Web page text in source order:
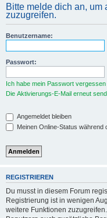
Bitte melde dich an,
zuzugreifen.
Benutzername:
Passwort:
Ich habe mein Passwort vergessen
Die Aktivierungs-E-Mail erneut
Angemeldet bleiben
Meinen Online-Status während
REGISTRIEREN
Du musst in diesem Forum
Registrierung ist in wenigen
weitere Funktionen